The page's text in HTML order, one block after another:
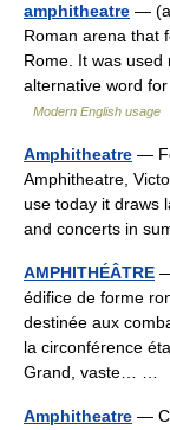
amphitheatre —
Roman arena that
Rome. It was used
alternative word
Modern English usage
Amphitheatre —
Amphitheatre,
use today it draws
and concerts in
AMPHITHÉÂTRE
édifice de forme
destinée aux
la circonférence
Grand, vaste… …
Amphitheatre —